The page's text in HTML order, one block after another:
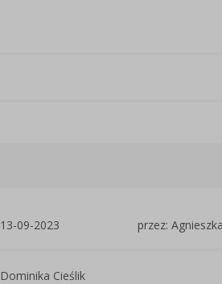
13-09-2023 przez:
Dominika Cieślik